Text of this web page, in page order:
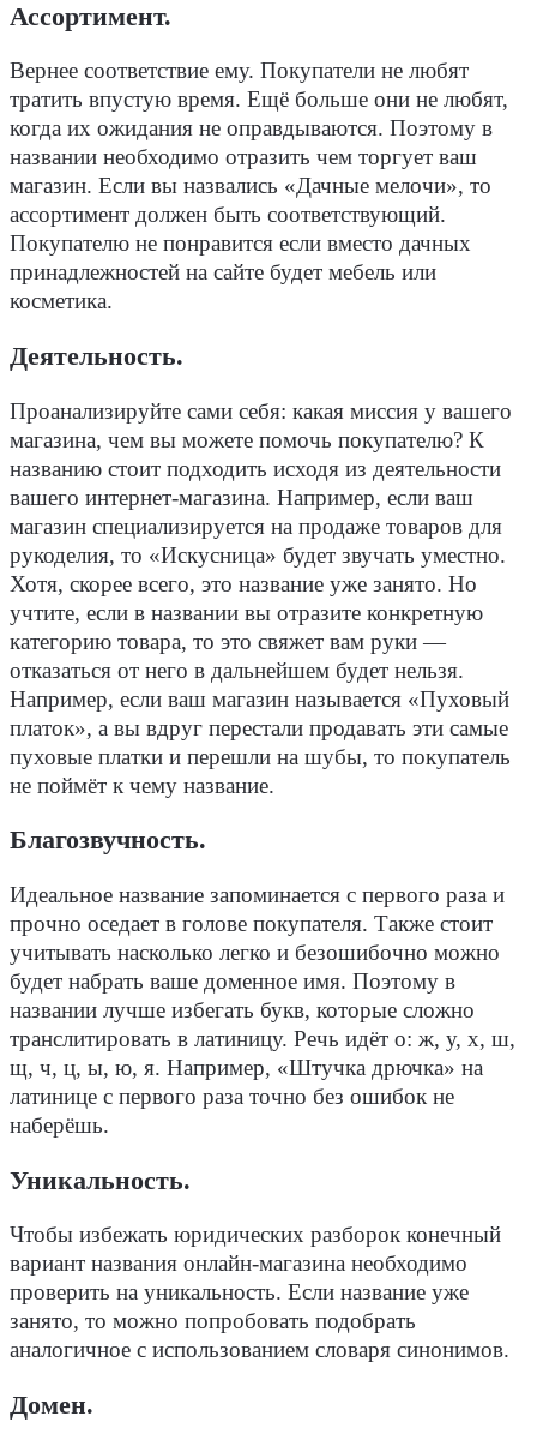
Ассортимент.
Вернее соответствие ему. Покупатели не любят
тратить впустую время. Ещё больше они не любят,
когда их ожидания не оправдываются. Поэтому в
названии необходимо отразить чем торгует ваш
магазин. Если вы назвались «Дачные мелочи», то
ассортимент должен быть соответствующий.
Покупателю не понравится если вместо дачных
принадлежностей на сайте будет мебель или
косметика.
Деятельность.
Проанализируйте сами себя: какая миссия у вашего
магазина, чем вы можете помочь покупателю? К
названию стоит подходить исходя из деятельности
вашего интернет-магазина. Например, если ваш
магазин специализируется на продаже товаров для
рукоделия, то «Искусница» будет звучать уместно.
Хотя, скорее всего, это название уже занято. Но
учтите, если в названии вы отразите конкретную
категорию товара, то это свяжет вам руки —
отказаться от него в дальнейшем будет нельзя.
Например, если ваш магазин называется «Пуховый
платок», а вы вдруг перестали продавать эти самые
пуховые платки и перешли на шубы, то покупатель
не поймёт к чему название.
Благозвучность.
Идеальное название запоминается с первого раза и
прочно оседает в голове покупателя. Также стоит
учитывать насколько легко и безошибочно можно
будет набрать ваше доменное имя. Поэтому в
названии лучше избегать букв, которые сложно
транслитировать в латиницу. Речь идёт о: ж, у, х, ш,
щ, ч, ц, ы, ю, я. Например, «Штучка дрючка» на
латинице с первого раза точно без ошибок не
наберёшь.
Уникальность.
Чтобы избежать юридических разборок конечный
вариант названия онлайн-магазина необходимо
проверить на уникальность. Если название уже
занято, то можно попробовать подобрать
аналогичное с использованием словаря синонимов.
Домен.